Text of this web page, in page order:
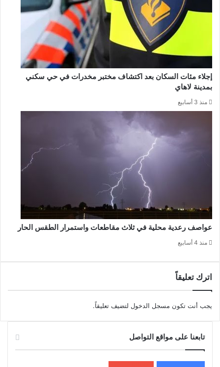
إجلاء مئات السكان بعد اكتشاف مختبر مخدرات في حي سكني
بمدينة لاهاي
منذ 3 أسابيع
عواصف رعدية محلية في ثلاث مقاطعات واستمرار الطقس الحار
منذ 4 أسابيع
اترك تعليقاً
يجب أنت تكون مسجل الدخول لتضيف تعليقاً.
تابعنا على مواقع التواصل